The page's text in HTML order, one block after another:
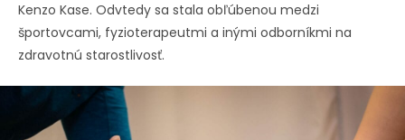
Kenzo Kase. Odvtedy sa stala obľúbenou medzi
športovcami, fyzioterapeutmi a inými odborníkmi na
zdravotnú starostlivosť.